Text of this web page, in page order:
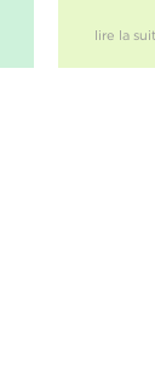
lire la